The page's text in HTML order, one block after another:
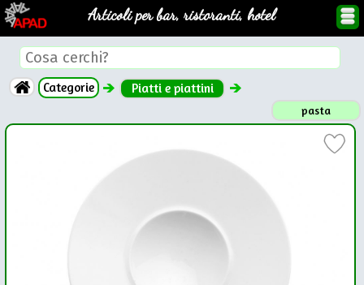
Articoli per bar, ristoranti, hotel
Categorie Piatti e piattini
pasta